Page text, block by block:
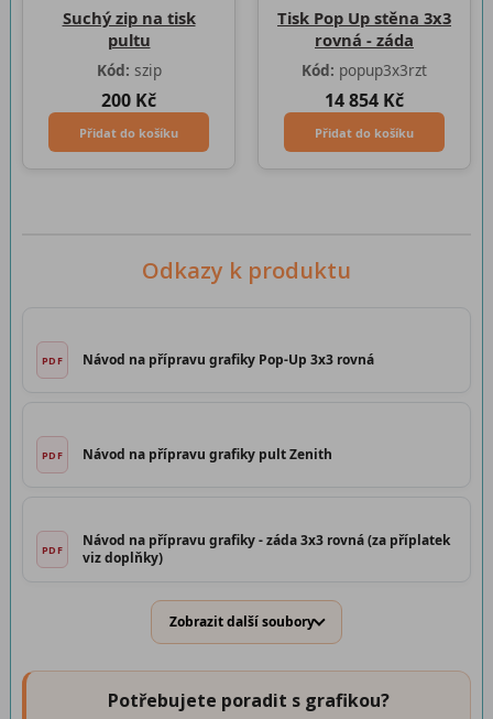
Suchý zip na tisk
pultu
Kód: szip
200 Kč
Přidat do košíku
Tisk Pop Up stěna 3x3
rovná - záda
Kód: popup3x3rzt
14 854 Kč
Přidat do košíku
Odkazy k produktu
Návod na přípravu grafiky Pop-Up 3x3 rovná
Návod na přípravu grafiky pult Zenith
Návod na přípravu grafiky - záda 3x3 rovná (za příplatek
viz doplňky)
Zobrazit další soubory
Potřebujete poradit s grafikou?